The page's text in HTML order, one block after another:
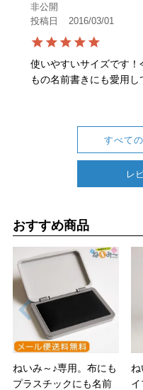
非公開
投稿日
2016/03/01
使いやすいサイズです
もの名前書きにも愛用し
すべて
レ
おすすめ商品
ねいみ～♪専用。布にも
プラスチックにも名前